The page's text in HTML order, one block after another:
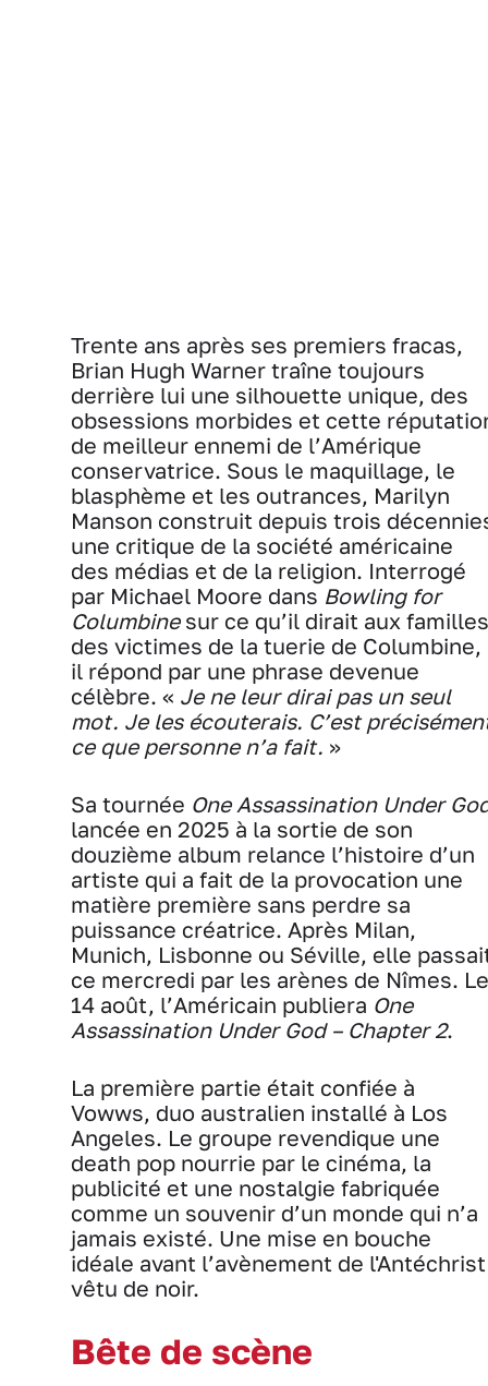
Trente ans après ses premiers fracas,
Brian Hugh Warner traîne toujours
derrière lui une silhouette unique, des
obsessions morbides et cette
de meilleur ennemi de l’Amérique
conservatrice. Sous le maquillage, le
blasphème et les outrances, Marilyn
Manson construit depuis trois
une critique de la société américaine
des médias et de la religion. Interrogé
par Michael Moore dans Bowling for
Columbinesur ce qu’il dirait aux familles
des victimes de la tuerie de Columbine,
il répond par une phrase devenue
célèbre. « Je ne leur dirai pas un seul
mot. Je les écouterais. C’est
ce que personne n’a fait. »
Sa tournée One Assassination Under
lancée en 2025 à la sortie de son
douzième album relance l’histoire d’un
artiste qui a fait de la provocation une
matière première sans perdre sa
puissance créatrice. Après Milan,
Munich, Lisbonne ou Séville, elle
ce mercredi par les arènes de Nîmes. Le
14 août, l’Américain publiera One
Assassination Under God – Chapter 2.
La première partie était confiée à
Vowws, duo australien installé à Los
Angeles. Le groupe revendique une
death pop nourrie par le cinéma, la
publicité et une nostalgie fabriquée
comme un souvenir d’un monde qui n’a
jamais existé. Une mise en bouche
idéale avant l’avènement de l'Antéchrist
vêtu de noir.
Bête de scène